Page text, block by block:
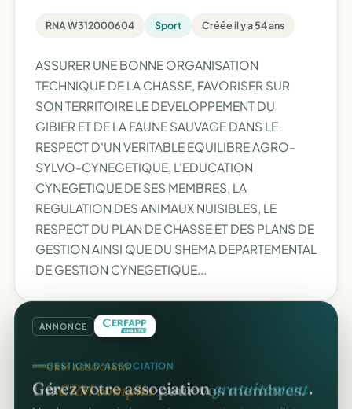
RNA W312000604 Sport Créée il y a 54 ans
ASSURER UNE BONNE ORGANISATION
TECHNIQUE DE LA CHASSE, FAVORISER SUR
SON TERRITOIRE LE DEVELOPPEMENT DU
GIBIER ET DE LA FAUNE SAUVAGE DANS LE
RESPECT D'UN VERITABLE EQUILIBRE AGRO-
SYLVO-CYNEGETIQUE, L'EDUCATION
CYNEGETIQUE DE SES MEMBRES, LA
REGULATION DES ANIMAUX NUISIBLES, LE
RESPECT DU PLAN DE CHASSE ET DES PLANS DE
GESTION AINSI QUE DU SHEMA DEPARTEMENTAL
DE GESTION CYNEGETIQUE...
ANNONCE
GESTION D'ASSOCIATION
Gérez votre associationgratuitement.
CRM ASSOCIATIF
UnCRM completpour vos membres.